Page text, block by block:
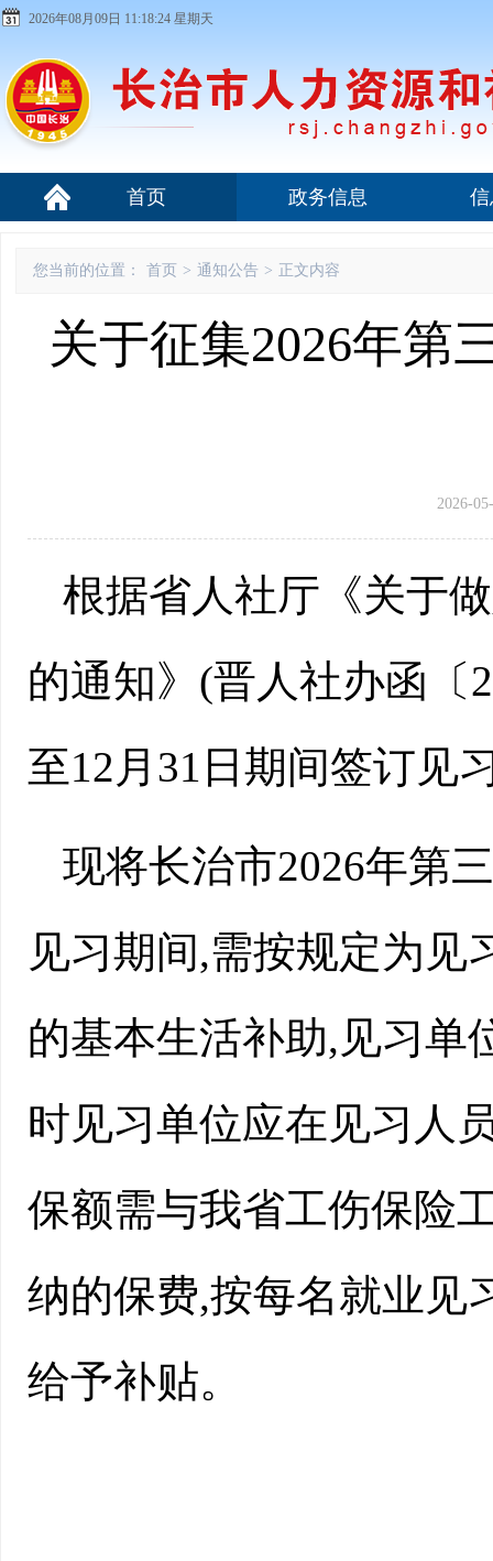
2026年08月09日 11:18:24 星期天
首页 政务信息
您当前的位置： 首页 > 通知公告 > 正文内容
关于征集2026年第
2026-
根据省人社厅《关于
的通知》(晋人社办函〔
至12月31日期间签订见
现将长治市2026年第
见习期间,需按规定为见
的基本生活补助,见习单
时见习单位应在见习人
保额需与我省工伤保险
纳的保费,按每名就业见
给予补贴。